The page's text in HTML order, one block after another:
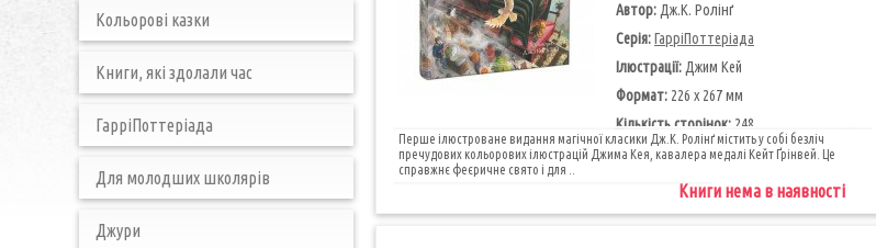
Автор: Дж.К. Ролінґ
Серія:ГарріПоттеріада
Ілюстрації: Джим Кей
Формат: 226 х 267 мм
Кількість сторінок: 248
Перше ілюстроване видання магічної класики Дж.К. Ролінґ містить у собі безліч
пречудових кольорових ілюстрацій Джима Кея, кавалера медалі Кейт Ґрінвей. Це
справжнє феєричне свято і для ..
Книги нема в наявності
Кольорові казки
Книги, які здолали час
ГарріПоттеріада
Для молодших школярів
Джури